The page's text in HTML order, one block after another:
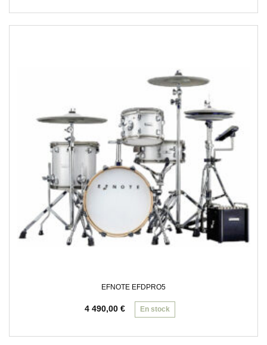
EFNOTE EFDPRO5
4 490,00 € En stock